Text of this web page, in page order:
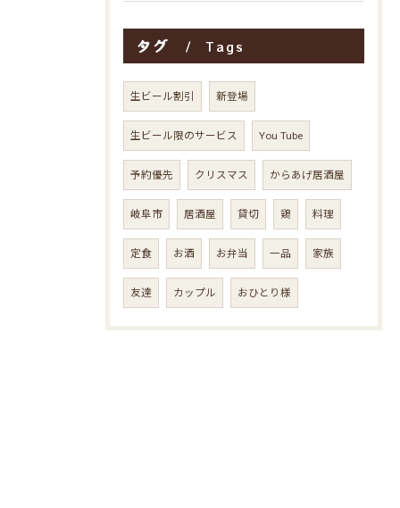
タグ Tags
生ビール割引 新登場
生ビール限のサービス You Tube
予約優先 クリスマス からあげ居酒屋
岐阜市 居酒屋 貸切 鶏 料理
定食 お酒 お弁当 一品 家族
友達 カップル おひとり様